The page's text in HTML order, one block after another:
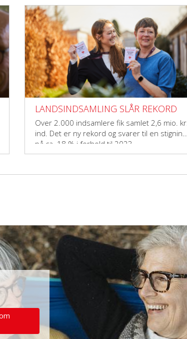
LANDSINDSAMLING SLÅR REKORD
Over 2.000 indsamlere fik samlet 2,6 mio. kr.
ind. Det er ny rekord og svarer til en stigning
på ca. 18 % i forhold til 2023.